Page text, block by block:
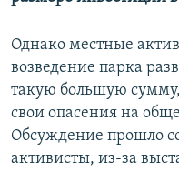
Однако местные
возведение парка
такую большую
свои опасения на
Обсуждение прошло
активисты, из-за